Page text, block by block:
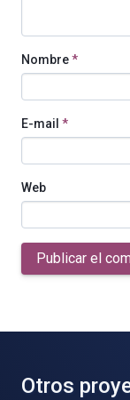
Nombre*
E-mail *
Web
Publicar el
Otros